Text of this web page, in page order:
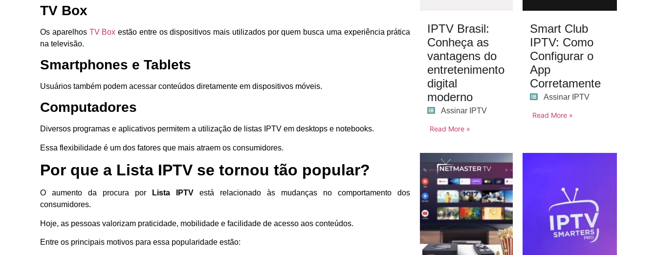
TV Box
Os aparelhos TV Box estão entre os dispositivos mais utilizados por quem busca uma experiência prática
na televisão.
Smartphones e Tablets
Usuários também podem acessar conteúdos diretamente em dispositivos móveis.
Computadores
Diversos programas e aplicativos permitem a utilização de listas IPTV em desktops e notebooks.
Essa flexibilidade é um dos fatores que mais atraem os consumidores.
Por que a Lista IPTV se tornou tão popular?
O aumento da procura por Lista IPTV está relacionado às mudanças no comportamento dos
consumidores.
Hoje, as pessoas valorizam praticidade, mobilidade e facilidade de acesso aos conteúdos.
Entre os principais motivos para essa popularidade estão:
IPTV Brasil:
Conheça as
vantagens do
entretenimento
digital
moderno
Assinar IPTV
Read More »
Smart Club
IPTV: Como
Configurar o
App
Corretamente
Assinar IPTV
Read More »